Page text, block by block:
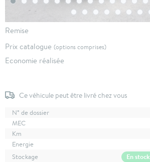
Remise
Prix catalogue (options comprises)
Economie réalisée
Ce véhicule peut être livré chez vous
N° de dossier
MEC
Km
Energie
Stockage
En stock